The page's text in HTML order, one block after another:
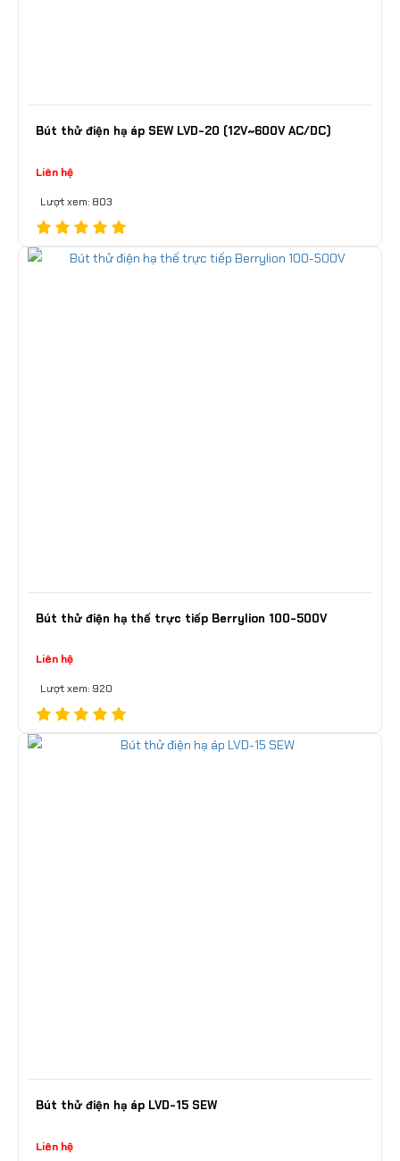
Bút thử điện hạ áp SEW LVD-20 (12V~600V AC/DC)
Liên hệ
Lượt xem: 803
Bút thử điện hạ thế trực tiếp Berrylion 100-500V
Liên hệ
Lượt xem: 920
Bút thử điện hạ áp LVD-15 SEW
Liên hệ